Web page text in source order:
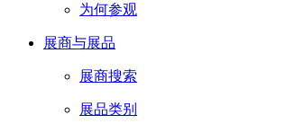
为何参观
展商与展品
展商搜索
展品类别